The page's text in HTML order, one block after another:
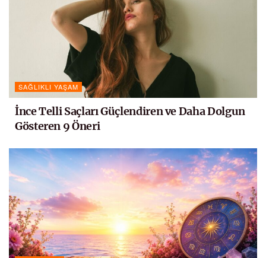
SAĞLIKLI YAŞAM
İnce Telli Saçları Güçlendiren ve Daha Dolgun
Gösteren 9 Öneri